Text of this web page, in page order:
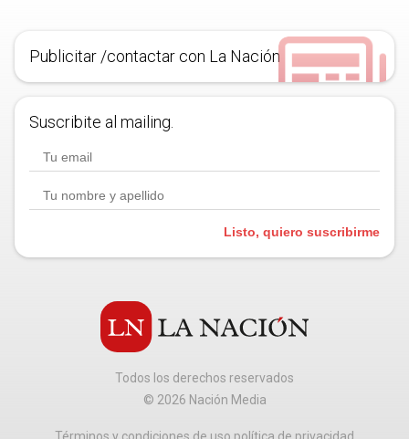
Publicitar /contactar con La Nación
Suscribite al mailing.
Listo, quiero suscribirme
Todos los derechos reservados
© 2026 Nación Media